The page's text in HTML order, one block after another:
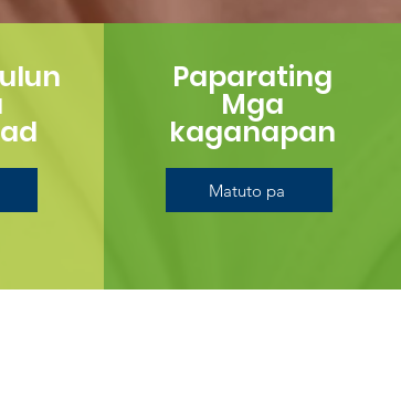
Paparating
Mga
kaganapan
Matuto pa